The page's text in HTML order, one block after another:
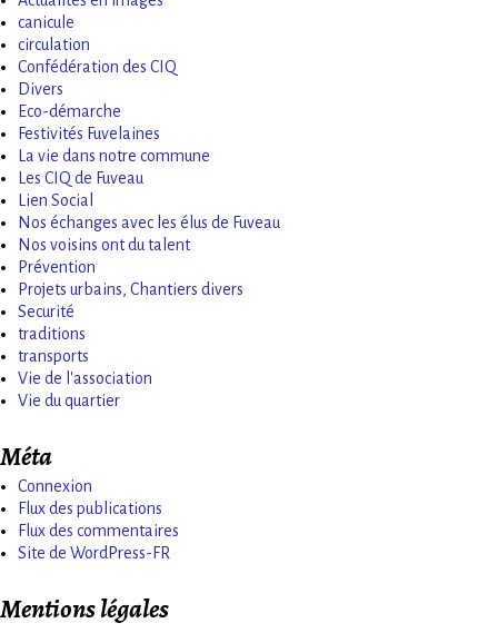
canicule
circulation
Confédération des CIQ
Divers
Eco-démarche
Festivités Fuvelaines
La vie dans notre commune
Les CIQ de Fuveau
Lien Social
Nos échanges avec les élus de Fuveau
Nos voisins ont du talent
Prévention
Projets urbains, Chantiers divers
Securité
traditions
transports
Vie de l'association
Vie du quartier
Méta
Connexion
Flux des publications
Flux des commentaires
Site de WordPress-FR
Mentions légales